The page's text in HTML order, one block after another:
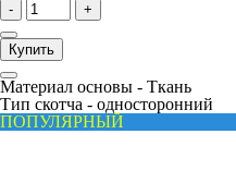
- +
Купить
Материал основы - Ткань
Тип скотча - односторонний
ПОПУЛЯРНЫЙ